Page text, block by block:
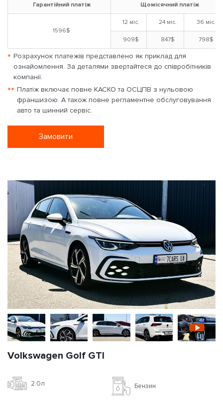
Гарантійний платіж Щомісячний платіж
1596$
12 міс. 24 міс. 36 міс.
909$ 847$ 798$
* Розрахунок платежів представлено як приклад для
ознайомлення. За деталями звертайтеся до співробітників
компанії.
** Платіж включає повне КАСКО та ОСЦПВ з нульовою
франшизою. А також повне регламентне обслуговування
авто та шинний сервіс.
Замовити
Volkswagen Golf GTI
2.0л Бензин